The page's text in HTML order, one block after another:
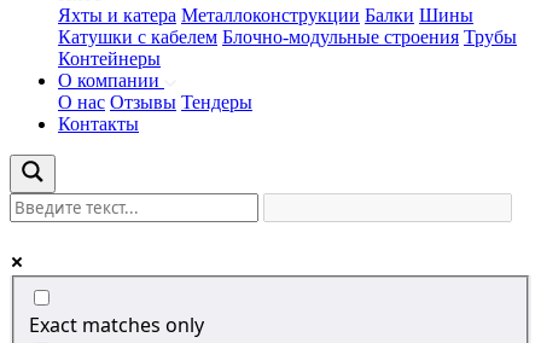
Яхты и катера Металлоконструкции Балки Шины
Катушки с кабелем Блочно-модульные строения Трубы
Контейнеры
О компании
О нас Отзывы Тендеры
Контакты
Exact matches only